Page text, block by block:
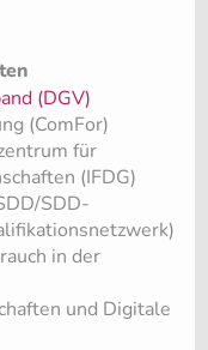
(DGV)
(ComFor)
für
(IFDG)
SDD-
in der
und Digitale